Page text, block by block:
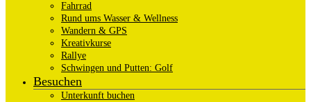
Fahrrad
Rund ums Wasser & Wellness
Wandern & GPS
Kreativkurse
Rallye
Schwingen und Putten: Golf
Besuchen
Unterkunft buchen